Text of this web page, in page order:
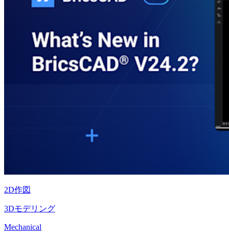
2D作図
3Dモデリング
Mechanical